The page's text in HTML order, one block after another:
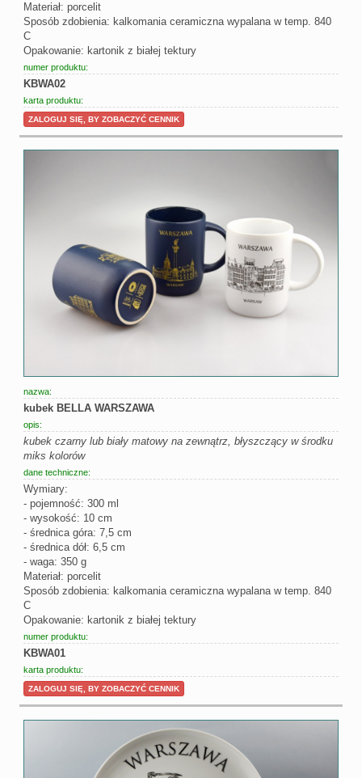
Materiał: porcelit
Sposób zdobienia: kalkomania ceramiczna wypalana w temp. 840
C
Opakowanie: kartonik z białej tektury
numer produktu:
KBWA02
karta produktu:
ZALOGUJ SIĘ, BY ZOBACZYĆ CENNIK
nazwa:
kubek BELLA WARSZAWA
opis:
kubek czarny lub biały matowy na zewnątrz, błyszczący w środku
miks kolorów
dane techniczne:
Wymiary:
- pojemność: 300 ml
- wysokość: 10 cm
- średnica góra: 7,5 cm
- średnica dół: 6,5 cm
- waga: 350 g
Materiał: porcelit
Sposób zdobienia: kalkomania ceramiczna wypalana w temp. 840
C
Opakowanie: kartonik z białej tektury
numer produktu:
KBWA01
karta produktu:
ZALOGUJ SIĘ, BY ZOBACZYĆ CENNIK